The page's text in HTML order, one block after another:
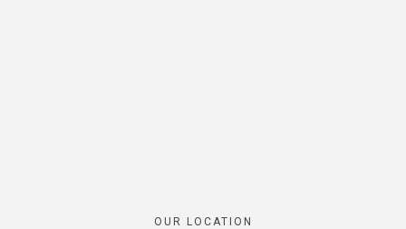
OUR LOCATION